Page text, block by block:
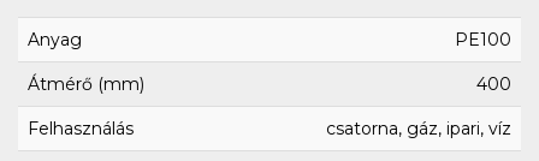
Anyag PE100
Átmérő (mm) 400
Felhasználás csatorna, gáz, ipari, víz